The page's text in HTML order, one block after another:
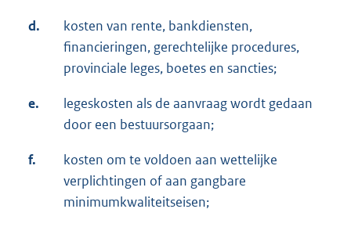
d.
kosten van rente, bankdiensten,
financieringen, gerechtelijke procedures,
provinciale leges, boetes en sancties;
e.
legeskosten als de aanvraag wordt gedaan
door een bestuursorgaan;
f.
kosten om te voldoen aan wettelijke
verplichtingen of aan gangbare
minimumkwaliteitseisen;